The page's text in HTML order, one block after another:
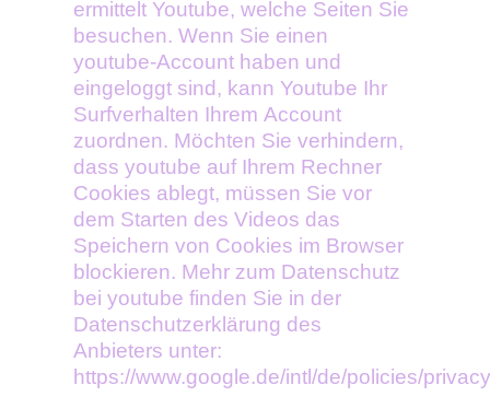
ermittelt Youtube, welche Seiten Sie
besuchen. Wenn Sie einen
youtube-Account haben und
eingeloggt sind, kann Youtube Ihr
Surfverhalten Ihrem Account
zuordnen. Möchten Sie verhindern,
dass youtube auf Ihrem Rechner
Cookies ablegt, müssen Sie vor
dem Starten des Videos das
Speichern von Cookies im Browser
blockieren. Mehr zum Datenschutz
bei youtube finden Sie in der
Datenschutzerklärung des
Anbieters unter:
https://www.google.de/intl/de/policies/